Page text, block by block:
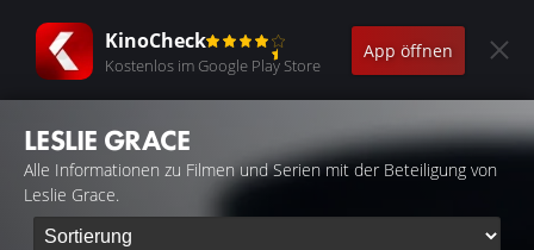
KinoCheck
Kostenlos im Google Play Store
App öffnen
LESLIE GRACE
Alle Informationen zu Filmen und Serien mit der Beteiligung von
Leslie Grace.